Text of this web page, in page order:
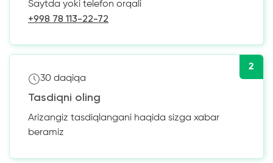
Saytda yoki telefon orqali
+998 78 113-22-72
2
30 daqiqa
Tasdiqni oling
Arizangiz tasdiqlangani haqida sizga xabar
beramiz